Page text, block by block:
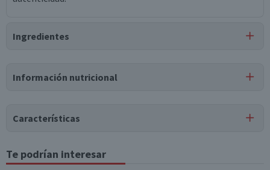
Ingredientes
Información nutricional
Tabla nutricional
medios
Características
Tipo de Producto
Otros Licores
Te podrían interesar